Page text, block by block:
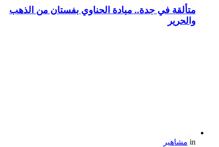
متألقة في جدة.. ميادة الحناوي بفستان من الذهب
والحرير
in مشاهير